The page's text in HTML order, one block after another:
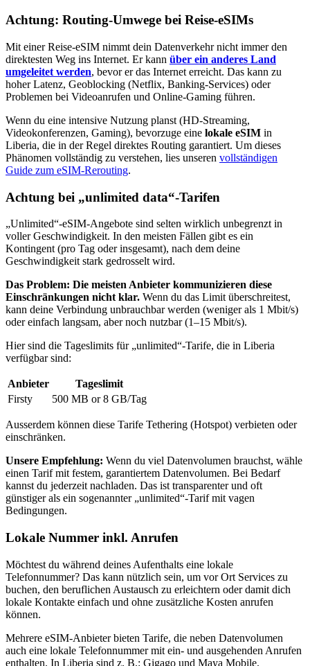
Achtung: Routing-Umwege bei Reise-eSIMs
Mit einer Reise-eSIM nimmt dein Datenverkehr nicht immer den
direktesten Weg ins Internet. Er kann über ein anderes Land
umgeleitet werden, bevor er das Internet erreicht. Das kann zu
hoher Latenz, Geoblocking (Netflix, Banking-Services) oder
Problemen bei Videoanrufen und Online-Gaming führen.
Wenn du eine intensive Nutzung planst (HD-Streaming,
Videokonferenzen, Gaming), bevorzuge eine lokale eSIM in
Liberia, die in der Regel direktes Routing garantiert. Um dieses
Phänomen vollständig zu verstehen, lies unseren vollständigen
Guide zum eSIM-Rerouting.
Achtung bei „unlimited data“-Tarifen
„Unlimited“-eSIM-Angebote sind selten wirklich unbegrenzt in
voller Geschwindigkeit. In den meisten Fällen gibt es ein
Kontingent (pro Tag oder insgesamt), nach dem deine
Geschwindigkeit stark gedrosselt wird.
Das Problem: Die meisten Anbieter kommunizieren diese
Einschränkungen nicht klar. Wenn du das Limit überschreitest,
kann deine Verbindung unbrauchbar werden (weniger als 1 Mbit/s)
oder einfach langsam, aber noch nutzbar (1–15 Mbit/s).
Hier sind die Tageslimits für „unlimited“-Tarife, die in Liberia
verfügbar sind:
Anbieter
Tageslimit
Firsty
500 MB or 8 GB/Tag
Ausserdem können diese Tarife Tethering (Hotspot) verbieten oder
einschränken.
Unsere Empfehlung: Wenn du viel Datenvolumen brauchst, wähle
einen Tarif mit festem, garantiertem Datenvolumen. Bei Bedarf
kannst du jederzeit nachladen. Das ist transparenter und oft
günstiger als ein sogenannter „unlimited“-Tarif mit vagen
Bedingungen.
Lokale Nummer inkl. Anrufen
Möchtest du während deines Aufenthalts eine lokale
Telefonnummer? Das kann nützlich sein, um vor Ort Services zu
buchen, den beruflichen Austausch zu erleichtern oder damit dich
lokale Kontakte einfach und ohne zusätzliche Kosten anrufen
können.
Mehrere eSIM-Anbieter bieten Tarife, die neben Datenvolumen
auch eine lokale Telefonnummer mit ein- und ausgehenden Anrufen
enthalten. In Liberia sind z. B.: Gigago und Maya Mobile.